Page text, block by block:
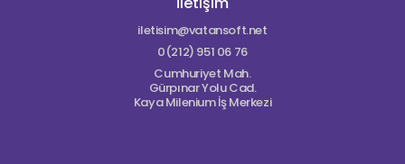
iletisim@vatansoft.net
0(212) 951 06 76
Cumhuriyet Mah.
Gürpınar Yolu Cad.
Kaya Milenium İş Merkezi